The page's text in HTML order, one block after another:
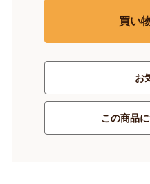
買い
お
この商品